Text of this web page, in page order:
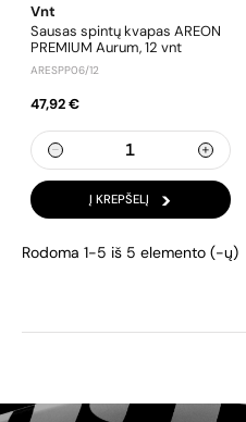
Vnt
Sausas spintų kvapas AREON
PREMIUM Aurum, 12 vnt
ARESPP06/12
47,92 €
Į KREPŠELĮ
Rodoma 1-5 iš 5 elemento (-ų)